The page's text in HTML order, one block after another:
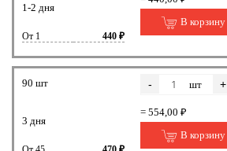
1-2 дня
От 1 440 ₽
В корзину
90 шт
3 дня
- шт +
= 554,00 ₽
В корзину